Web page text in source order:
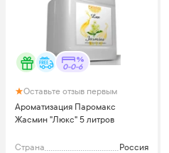
0-0-6
Оставьте отзыв первым
Ароматизация Паромакс
Жасмин "Люкс" 5 литров
Страна
Россия